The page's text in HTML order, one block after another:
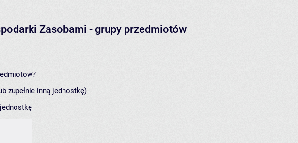
Zasobami - grupy przedmiotów
zupełnie inną jednostkę)